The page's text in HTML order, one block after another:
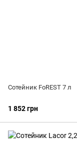
Сотейник FoREST 7 л
1 852 грн